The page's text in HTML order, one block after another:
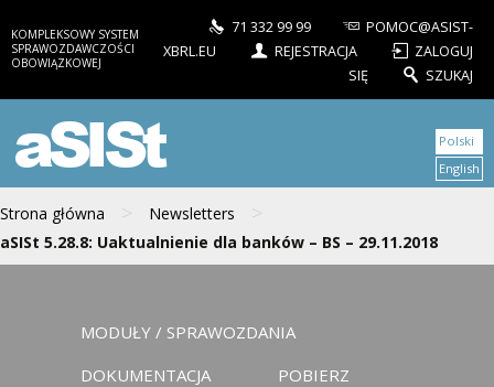
KOMPLEKSOWY SYSTEM
SPRAWOZDAWCZOŚCI
OBOWIĄZKOWEJ
71 332 99 99
POMOC@ASIST-
XBRL.EU
REJESTRACJA
ZALOGUJ
SIĘ
SZUKAJ
aSISt
Strona główna > Newsletters >
aSISt 5.28.8: Uaktualnienie dla banków – BS – 29.11.2018
Polski
English
MODUŁY / SPRAWOZDANIA
DOKUMENTACJA
POBIERZ